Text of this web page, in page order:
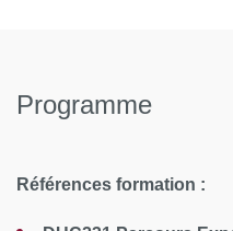
Programme
Références formation :